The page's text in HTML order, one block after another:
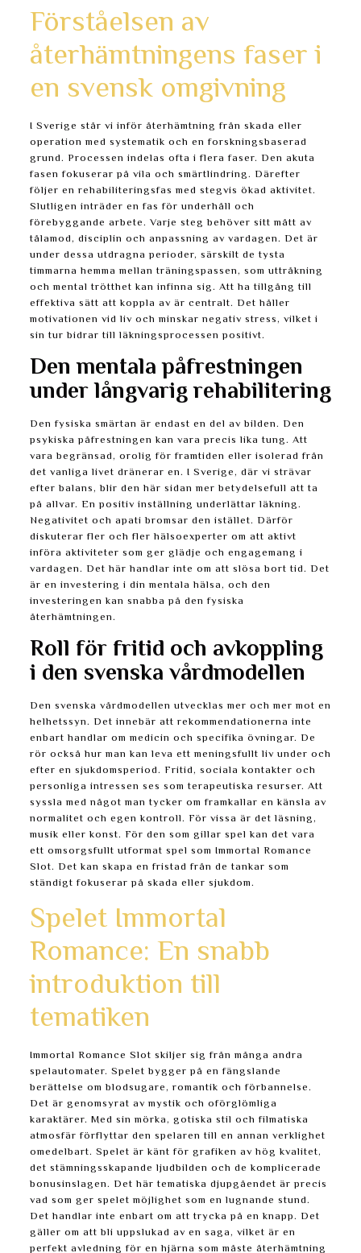
Förståelsen av
återhämtningens faser i
en svensk omgivning
I Sverige står vi inför återhämtning från skada eller
operation med systematik och en forskningsbaserad
grund. Processen indelas ofta i flera faser. Den akuta
fasen fokuserar på vila och smärtlindring. Därefter
följer en rehabiliteringsfas med stegvis ökad aktivitet.
Slutligen inträder en fas för underhåll och
förebyggande arbete. Varje steg behöver sitt mått av
tålamod, disciplin och anpassning av vardagen. Det är
under dessa utdragna perioder, särskilt de tysta
timmarna hemma mellan träningspassen, som uttråkning
och mental trötthet kan infinna sig. Att ha tillgång till
effektiva sätt att koppla av är centralt. Det håller
motivationen vid liv och minskar negativ stress, vilket i
sin tur bidrar till läkningsprocessen positivt.
Den mentala påfrestningen
under långvarig rehabilitering
Den fysiska smärtan är endast en del av bilden. Den
psykiska påfrestningen kan vara precis lika tung. Att
vara begränsad, orolig för framtiden eller isolerad från
det vanliga livet dränerar en. I Sverige, där vi strävar
efter balans, blir den här sidan mer betydelsefull att ta
på allvar. En positiv inställning underlättar läkning.
Negativitet och apati bromsar den istället. Därför
diskuterar fler och fler hälsoexperter om att aktivt
införa aktiviteter som ger glädje och engagemang i
vardagen. Det här handlar inte om att slösa bort tid. Det
är en investering i din mentala hälsa, och den
investeringen kan snabba på den fysiska
återhämtningen.
Roll för fritid och avkoppling
i den svenska vårdmodellen
Den svenska vårdmodellen utvecklas mer och mer mot en
helhetssyn. Det innebär att rekommendationerna inte
enbart handlar om medicin och specifika övningar. De
rör också hur man kan leva ett meningsfullt liv under och
efter en sjukdomsperiod. Fritid, sociala kontakter och
personliga intressen ses som terapeutiska resurser. Att
syssla med något man tycker om framkallar en känsla av
normalitet och egen kontroll. För vissa är det läsning,
musik eller konst. För den som gillar spel kan det vara
ett omsorgsfullt utformat spel som Immortal Romance
Slot. Det kan skapa en fristad från de tankar som
ständigt fokuserar på skada eller sjukdom.
Spelet Immortal
Romance: En snabb
introduktion till
tematiken
Immortal Romance Slot skiljer sig från många andra
spelautomater. Spelet bygger på en fängslande
berättelse om blodsugare, romantik och förbannelse.
Det är genomsyrat av mystik och oförglömliga
karaktärer. Med sin mörka, gotiska stil och filmatiska
atmosfär förflyttar den spelaren till en annan verklighet
omedelbart. Spelet är känt för grafiken av hög kvalitet,
det stämningsskapande ljudbilden och de komplicerade
bonusinslagen. Det här tematiska djupgåendet är precis
vad som ger spelet möjlighet som en lugnande stund.
Det handlar inte enbart om att trycka på en knapp. Det
gäller om att bli uppslukad av en saga, vilket är en
perfekt avledning för en hjärna som måste återhämtning